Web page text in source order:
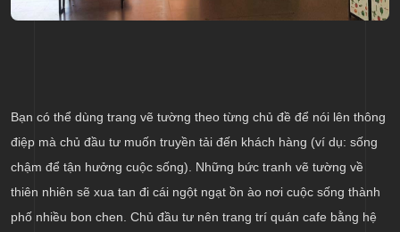
Bạn có thể dùng trang vẽ tường theo từng chủ đề để nói lên thông
điệp mà chủ đầu tư muốn truyền tải đến khách hàng (ví dụ: sống
chậm để tận hưởng cuộc sống). Những bức tranh vẽ tường về
thiên nhiên sẽ xua tan đi cái ngột ngạt ồn ào nơi cuộc sống thành
phố nhiều bon chen. Chủ đầu tư nên trang trí quán cafe bằng hệ